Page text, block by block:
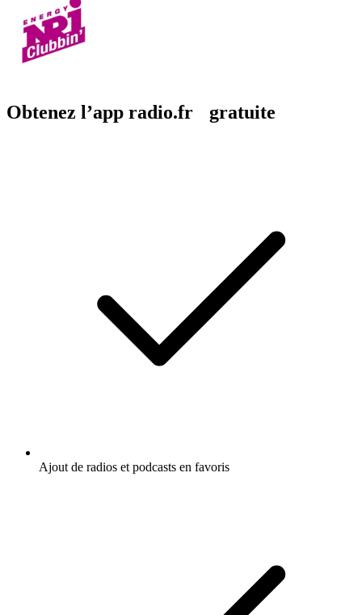
Obtenez l’app radio.fr gratuite
Ajout de radios et podcasts en favoris